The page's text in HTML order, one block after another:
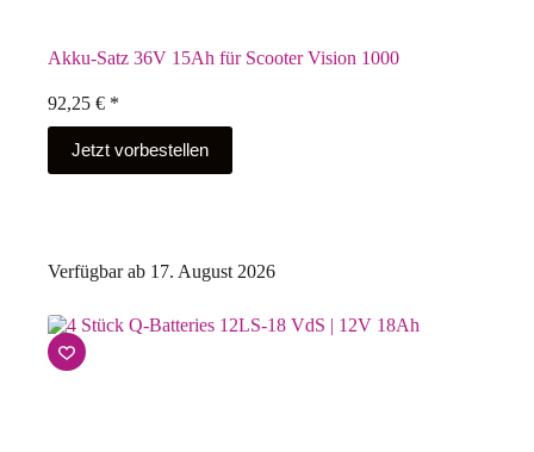
Akku-Satz 36V 15Ah für Scooter Vision 1000
92,25 € *
Jetzt vorbestellen
Verfügbar ab 17. August 2026